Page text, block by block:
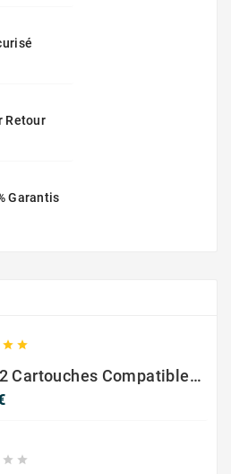
Retour
Garantis
 
Pack 2 Cartouches Compatible Avec HP 301 XL Noir Et Couleur
Prix
 